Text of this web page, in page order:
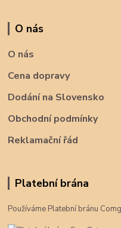
O nás
O nás
Cena dopravy
Dodání na Slovensko
Obchodní podmínky
Reklamační řád
Platební brána
Používáme Platební bránu